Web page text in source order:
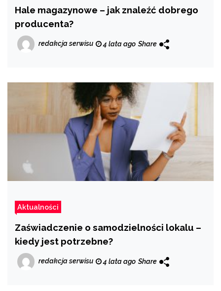
Hale magazynowe – jak znaleźć dobrego
producenta?
redakcja serwisu 4 lata ago Share
Aktualności
Zaświadczenie o samodzielności lokalu –
kiedy jest potrzebne?
redakcja serwisu 4 lata ago Share